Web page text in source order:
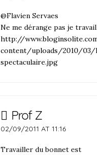
@Flavien Servaes
Ne me dérange pas je
http://
content/uploads/2010/
spectaculaire.jpg
Prof Z
02/09/2011 AT 11:16
Travailler du bonnet est